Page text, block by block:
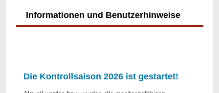
Informationen und Benutzerhinweise
Die Kontrollsaison 2026 ist gestartet!